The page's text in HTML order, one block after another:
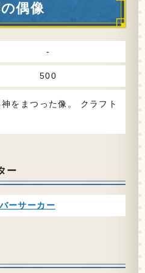
偶像
-
500
をまつった像。 クラフト
ー
ーサーカー